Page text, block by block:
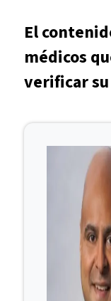
El
médicos
verificar